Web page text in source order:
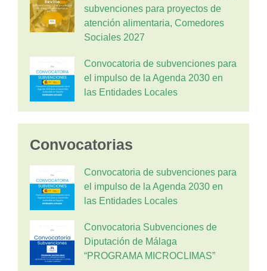
subvenciones para proyectos de
atención alimentaria, Comedores
Sociales 2027
Convocatoria de subvenciones para
el impulso de la Agenda 2030 en
las Entidades Locales
Convocatorias
Convocatoria de subvenciones para
el impulso de la Agenda 2030 en
las Entidades Locales
Convocatoria Subvenciones de
Diputación de Málaga
“PROGRAMA MICROCLIMAS”